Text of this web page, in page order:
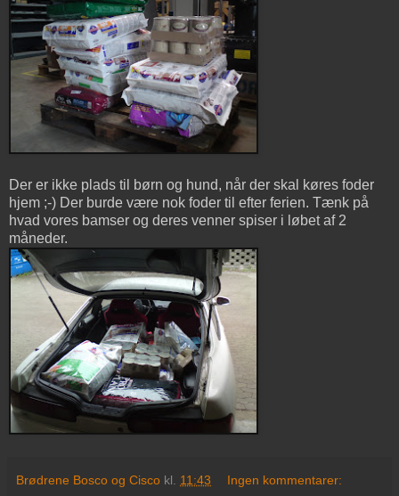
Der er ikke plads til børn og hund, når der skal køres foder
hjem ;-) Der burde være nok foder til efter ferien. Tænk på
hvad vores bamser og deres venner spiser i løbet af 2
måneder.
Brødrene Bosco og Cisco kl. 11:43 Ingen kommentarer: